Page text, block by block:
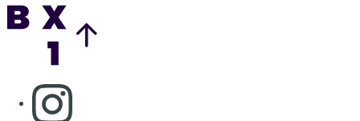
Consulter page Instagram